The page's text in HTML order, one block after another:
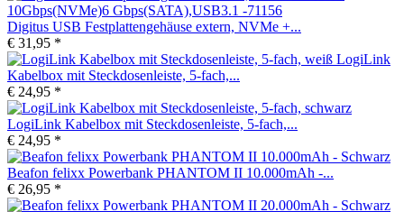
Digitus USB Festplattengehäuse extern, NVMe +...
€ 31,95 *
LogiLink
Kabelbox mit Steckdosenleiste, 5-fach,...
€ 24,95 *
LogiLink Kabelbox mit Steckdosenleiste, 5-fach,...
€ 24,95 *
Beafon felixx Powerbank PHANTOM II 10.000mAh -...
€ 26,95 *